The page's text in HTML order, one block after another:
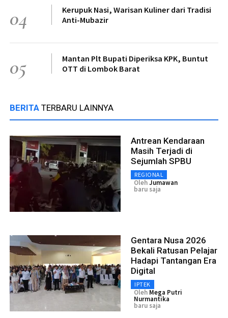
04
Kerupuk Nasi, Warisan Kuliner dari Tradisi
Anti-Mubazir
05
Mantan Plt Bupati Diperiksa KPK, Buntut
OTT di Lombok Barat
BERITA TERBARU LAINNYA
Antrean Kendaraan
Masih Terjadi di
Sejumlah SPBU
REGIONAL
OlehJumawan
baru saja
Gentara Nusa 2026
Bekali Ratusan Pelajar
Hadapi Tantangan Era
Digital
IPTEK
Oleh Mega Putri
Nurmantika
baru saja